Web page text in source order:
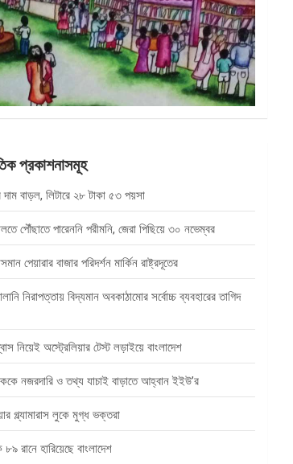
প্রকাশনাসমূহ
বাড়ল, লিটারে ২৮ টাকা ৫৩ পয়সা
পৌঁছাতে পারেননি পরীমনি, জেরা পিছিয়ে ৩০ নভেম্বর
পেয়ারার বাজার পরিদর্শন মার্কিন রাষ্ট্রদূতের
নিরাপত্তায় বিদ্যমান অবকাঠামোর সর্বোচ্চ ব্যবহারের তাগিদ
নিয়েই অস্ট্রেলিয়ার টেস্ট লড়াইয়ে বাংলাদেশ
নজরদারি ও তথ্য যাচাই বাড়াতে আহ্বান ইইউ’র
গ্ল্যামারাস লুকে মুগ্ধ ভক্তরা
৮৯ রানে হারিয়েছে বাংলাদেশ